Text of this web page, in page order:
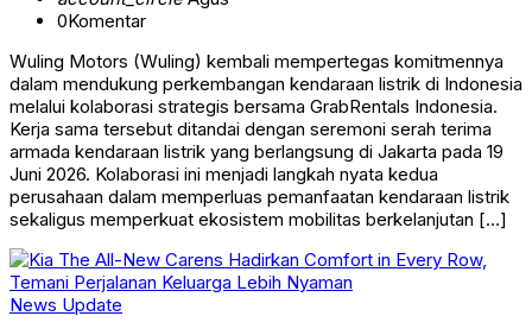
0Komentar
Wuling Motors (Wuling) kembali mempertegas komitmennya
dalam mendukung perkembangan kendaraan listrik di Indonesia
melalui kolaborasi strategis bersama GrabRentals Indonesia.
Kerja sama tersebut ditandai dengan seremoni serah terima
armada kendaraan listrik yang berlangsung di Jakarta pada 19
Juni 2026. Kolaborasi ini menjadi langkah nyata kedua
perusahaan dalam memperluas pemanfaatan kendaraan listrik
sekaligus memperkuat ekosistem mobilitas berkelanjutan […]
News Update